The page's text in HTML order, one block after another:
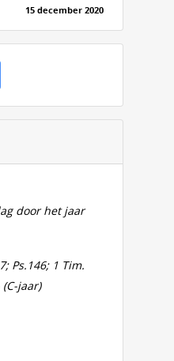
15 december 2020
door het jaar
Ps.146; 1 Tim.
(C-jaar)